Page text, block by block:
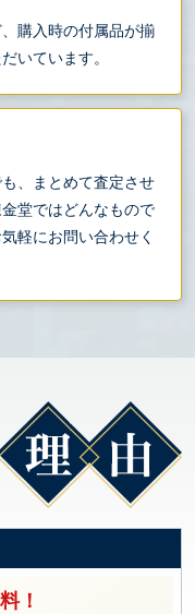
購入時の付属品が揃
いています。
、まとめて査定させ
堂ではどんなもので
軽にお問い合わせく
！